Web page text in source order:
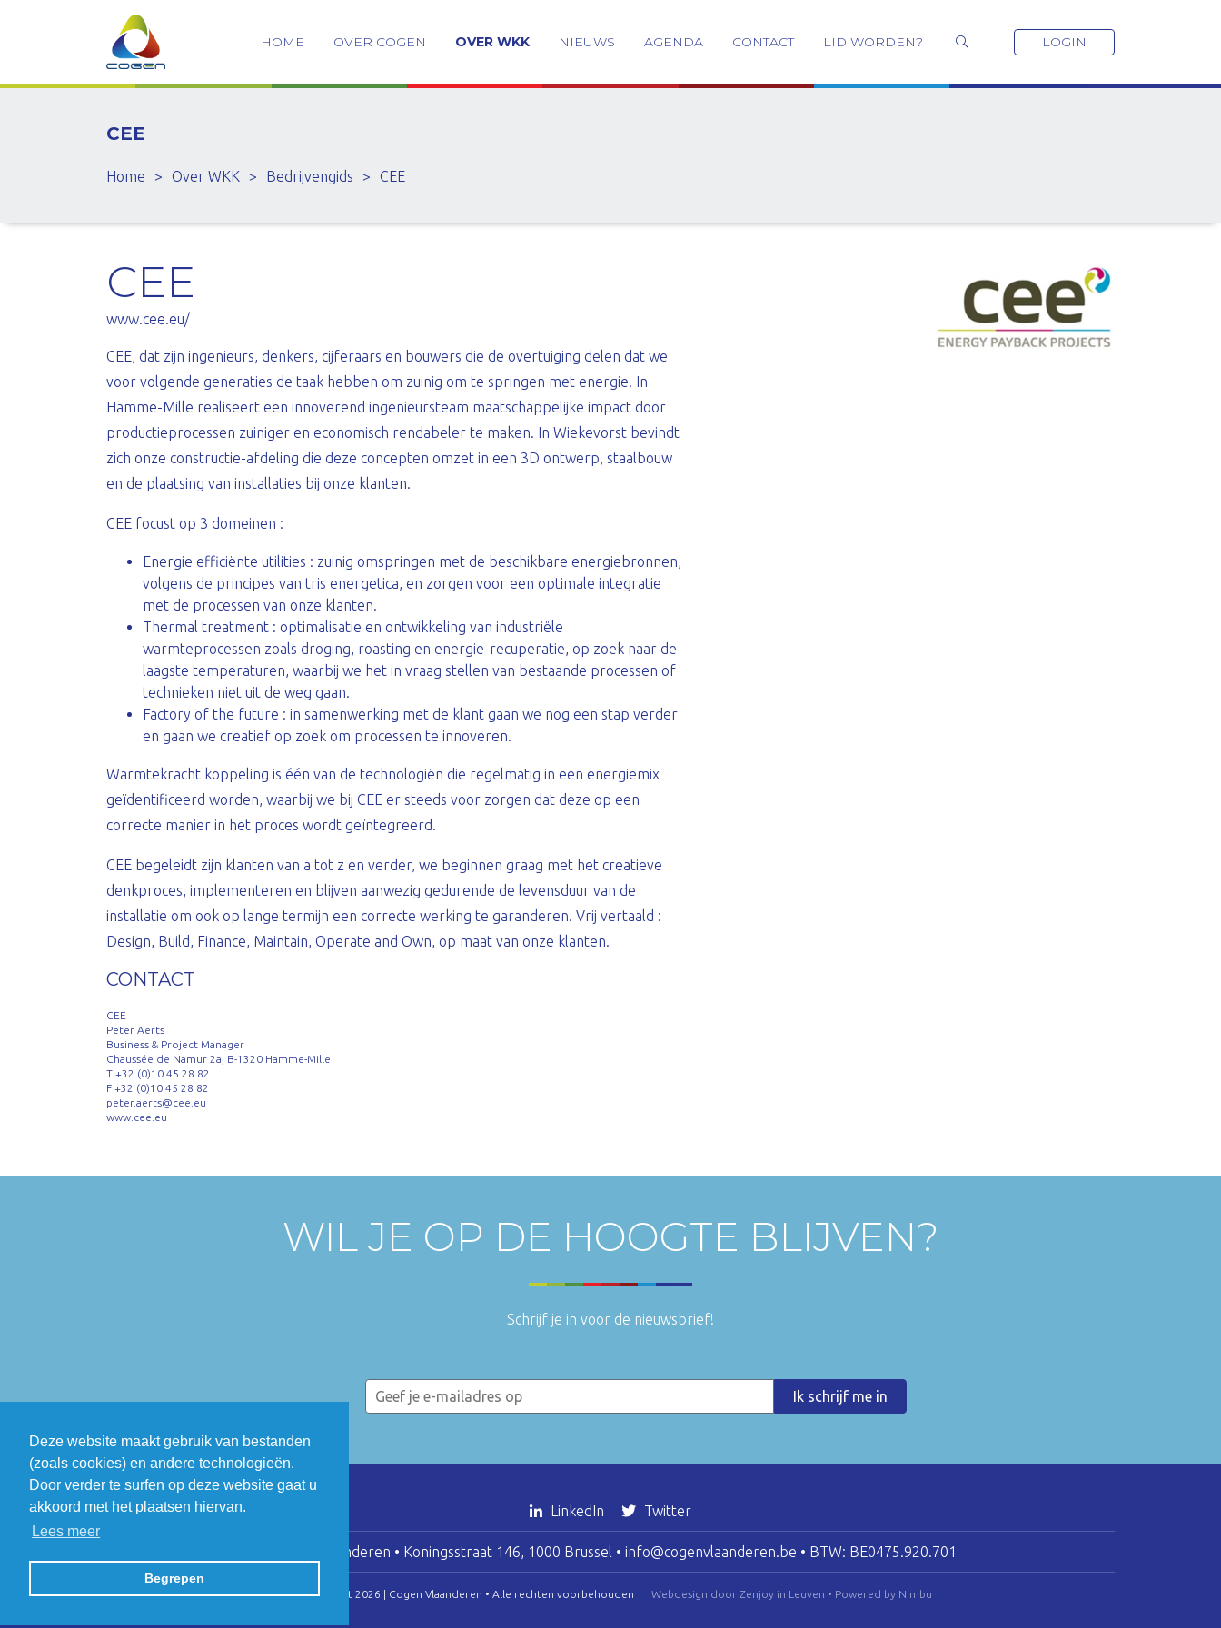
Deze website maakt gebruik van bestanden
(zoals cookies) en andere technologieën.
Door verder te surfen op deze website gaat u
akkoord met het plaatsen hiervan.
Lees meer
Begrepen
HOME OVER COGEN OVER WKK NIEUWS AGENDA CONTACT LID WORDEN? LOGIN
CEE
Home > Over WKK > Bedrijvengids > CEE
CEE
www.cee.eu/
CEE, dat zijn ingenieurs, denkers, cijferaars en bouwers die de overtuiging delen dat we
voor volgende generaties de taak hebben om zuinig om te springen met energie. In
Hamme-Mille realiseert een innoverend ingenieursteam maatschappelijke impact door
productieprocessen zuiniger en economisch rendabeler te maken. In Wiekevorst bevindt
zich onze constructie-afdeling die deze concepten omzet in een 3D ontwerp, staalbouw
en de plaatsing van installaties bij onze klanten.
CEE focust op 3 domeinen :
Energie efficiënte utilities : zuinig omspringen met de beschikbare energiebronnen,
volgens de principes van tris energetica, en zorgen voor een optimale integratie
met de processen van onze klanten.
Thermal treatment : optimalisatie en ontwikkeling van industriële
warmteprocessen zoals droging, roasting en energie-recuperatie, op zoek naar de
laagste temperaturen, waarbij we het in vraag stellen van bestaande processen of
technieken niet uit de weg gaan.
Factory of the future : in samenwerking met de klant gaan we nog een stap verder
en gaan we creatief op zoek om processen te innoveren.
Warmtekracht koppeling is één van de technologiën die regelmatig in een energiemix
geïdentificeerd worden, waarbij we bij CEE er steeds voor zorgen dat deze op een
correcte manier in het proces wordt geïntegreerd.
CEE begeleidt zijn klanten van a tot z en verder, we beginnen graag met het creatieve
denkproces, implementeren en blijven aanwezig gedurende de levensduur van de
installatie om ook op lange termijn een correcte werking te garanderen. Vrij vertaald :
Design, Build, Finance, Maintain, Operate and Own, op maat van onze klanten.
CONTACT
CEE
Peter Aerts
Business & Project Manager
Chaussée de Namur 2a, B-1320 Hamme-Mille
T +32 (0)10 45 28 82
F +32 (0)10 45 28 82
peter.aerts@cee.eu
www.cee.eu
WIL JE OP DE HOOGTE BLIJVEN?
Schrijf je in voor de nieuwsbrief!
LinkedIn Twitter
COGEN Vlaanderen • Koningsstraat 146, 1000 Brussel • info@cogenvlaanderen.be • BTW: BE0475.920.701
© Copyright 2026 | Cogen Vlaanderen • Alle rechten voorbehouden Webdesign door Zenjoy in Leuven • Powered by Nimbu